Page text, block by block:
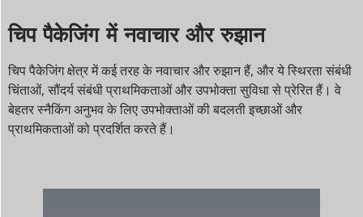
चिप पैकेजिंग में नवाचार और रुझान
चिप पैकेजिंग क्षेत्र में कई तरह के नवाचार और रुझान हैं, और ये स्थिरता संबंधी
चिंताओं, सौंदर्य संबंधी प्राथमिकताओं और उपभोक्ता सुविधा से प्रेरित हैं। वे
बेहतर स्नैकिंग अनुभव के लिए उपभोक्ताओं की बदलती इच्छाओं और
प्राथमिकताओं को प्रदर्शित करते हैं।